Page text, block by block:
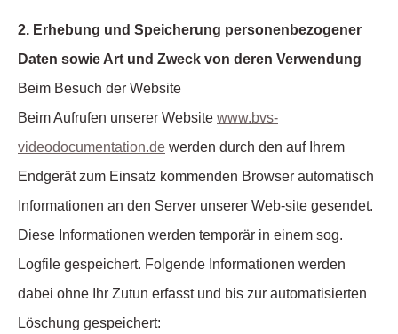
2. Erhebung und Speicherung personenbezogener
Daten sowie Art und Zweck von deren Verwendung
Beim Besuch der Website
Beim Aufrufen unserer Website www.bvs-
videodocumentation.de werden durch den auf Ihrem
Endgerät zum Einsatz kommenden Browser automatisch
Informationen an den Server unserer Web-site gesendet.
Diese Informationen werden temporär in einem sog.
Logfile gespeichert. Folgende Informationen werden
dabei ohne Ihr Zutun erfasst und bis zur automatisierten
Löschung gespeichert: